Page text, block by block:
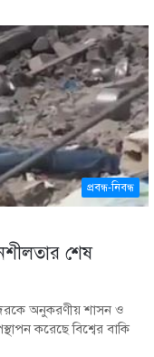
প্রবন্ধ-নিবন্ধ
শেষ
অনুকরণীয় শাসন ও
করেছে বিশ্বের বাকি